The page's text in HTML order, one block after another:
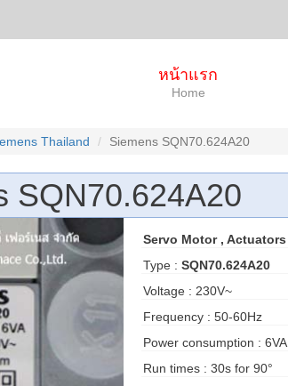
หน้าแรก
Home
Thailand Siemens SQN70.624A20
SQN70.624A20
Servo Motor , Actuators
Type : SQN70.624A20
Voltage : 230V~
Frequency : 50-60Hz
Power consumption : 6VA
Run times : 30s for 90°